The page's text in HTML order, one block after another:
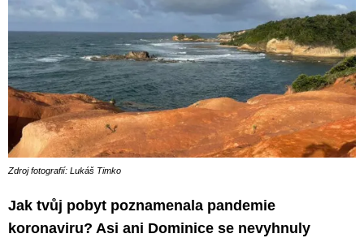
Zdroj fotografií: Lukáš Timko
Jak tvůj pobyt poznamenala pandemie
koronaviru? Asi ani Dominice se nevyhnuly